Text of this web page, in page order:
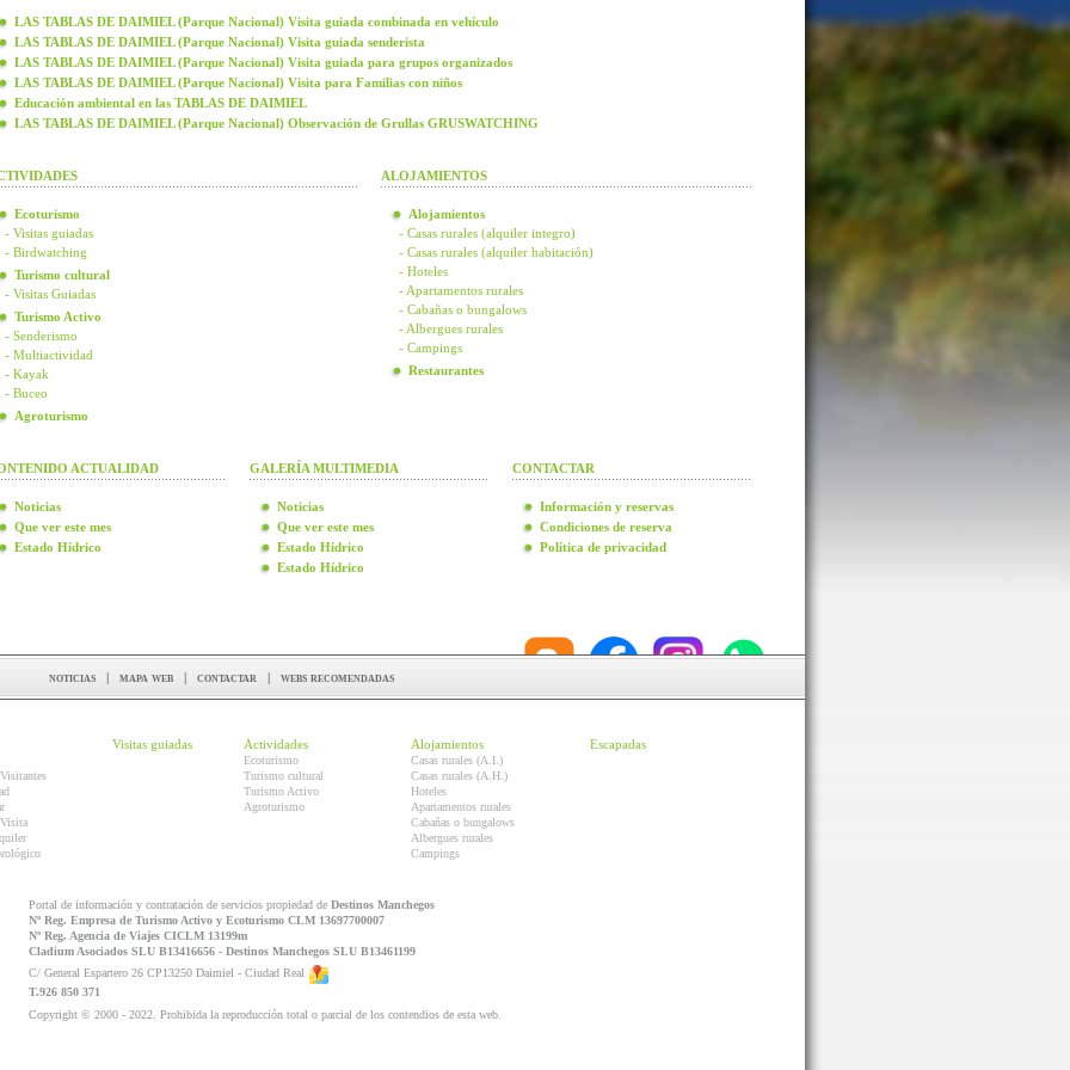
LAS TABLAS DE DAIMIEL (Parque Nacional) Visita guiada combinada en vehículo
LAS TABLAS DE DAIMIEL (Parque Nacional) Visita guiada senderista
LAS TABLAS DE DAIMIEL (Parque Nacional) Visita guiada para grupos organizados
LAS TABLAS DE DAIMIEL (Parque Nacional) Visita para Familias con niños
Educación ambiental en las TABLAS DE DAIMIEL
LAS TABLAS DE DAIMIEL (Parque Nacional) Observación de Grullas GRUSWATCHING
Ecoturismo
- Visitas guiadas
- Birdwatching
Turismo cultural
- Visitas Guiadas
Turismo Activo
- Senderismo
- Multiactividad
- Kayak
- Buceo
Agroturismo
ALOJAMIENTOS
Alojamientos
- Casas rurales (alquiler integro)
- Casas rurales (alquiler habitación)
- Hoteles
- Apartamentos rurales
- Cabañas o bungalows
- Albergues rurales
- Campings
Restaurantes
ACTUALIDAD
Noticias
Que ver este mes
Estado Hídrico
GALERÍA MULTIMEDIA
Noticias
Que ver este mes
Estado Hídrico
Estado Hídrico
CONTACTAR
Información y reservas
Condiciones de reserva
Política de privacidad
noticias | mapa web | contactar | webs recomendadas
Visitas guiadas Actividades
Ecoturismo
Turismo cultural
Turismo Activo
Agroturismo
Alojamientos
Casas rurales (A.I.)
Casas rurales (A.H.)
Hoteles
Apartamentos rurales
Cabañas o bungalows
Albergues rurales
Campings
Escapadas
Portal de información y contratación de servicios propiedad de Destinos Manchegos
Nº Reg. Empresa de Turismo Activo y Ecoturismo CLM 13697700007
Nº Reg. Agencia de Viajes CICLM 13199m
Cladium Asociados SLU B13416656 - Destinos Manchegos SLU B13461199
C/ General Espartero 26 CP13250 Daimiel - Ciudad Real
T.926 850 371
Copyright © 2000 - 2022. Prohibida la reproducción total o parcial de los contendios de esta web.